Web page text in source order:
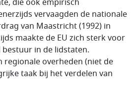
die ook empirisch
vervaagden de nationale
van Maastricht (1992) in
maakte de EU zich sterk voor
in de lidstaten.
regionale overheden (niet de
taak bij het verdelen van